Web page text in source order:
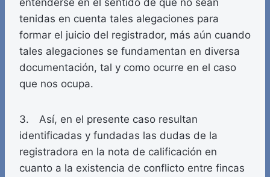
entenderse en el sentido de que no sean
tenidas en cuenta tales alegaciones para
formar el juicio del registrador, más aún cuando
tales alegaciones se fundamentan en diversa
documentación, tal y como ocurre en el caso
que nos ocupa.
3. Así, en el presente caso resultan
identificadas y fundadas las dudas de la
registradora en la nota de calificación en
cuanto a la existencia de conflicto entre fincas